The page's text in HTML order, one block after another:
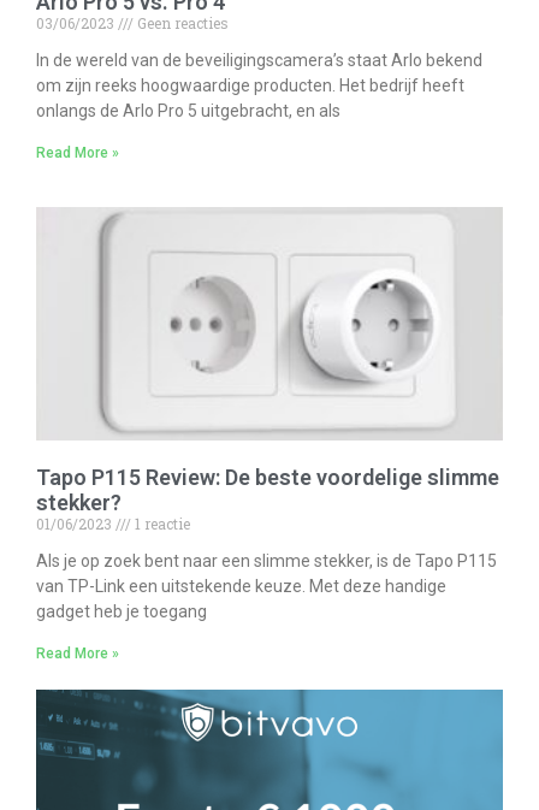
03/06/2023
Geen reacties
In de wereld van de beveiligingscamera’s staat Arlo bekend
om zijn reeks hoogwaardige producten. Het bedrijf heeft
onlangs de Arlo Pro 5 uitgebracht, en als
Read More »
Tapo P115 Review: De beste voordelige slimme
stekker?
01/06/2023
1 reactie
Als je op zoek bent naar een slimme stekker, is de Tapo P115
van TP-Link een uitstekende keuze. Met deze handige
gadget heb je toegang
Read More »